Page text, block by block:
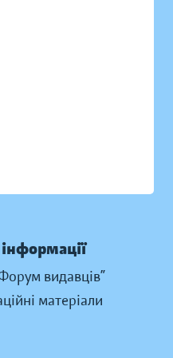
видавців”
матеріали